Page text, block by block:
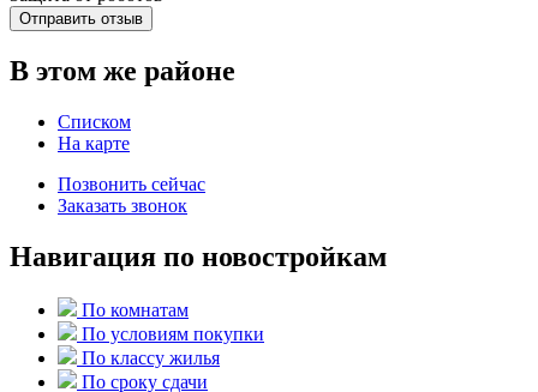
Отправить отзыв
В этом же районе
Списком
На карте
Позвонить сейчас
Заказать звонок
Навигация по новостройкам
По комнатам
По условиям покупки
По классу жилья
По сроку сдачи